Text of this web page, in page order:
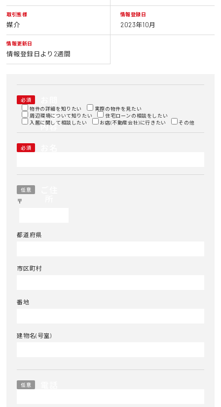
取引態様
媒介
情報登録日
2023年10月
情報更新日
情報登録日より2週間
必須
い合
わせ
内容
物件の詳細を知りたい
実際の物件を見たい
周辺環境について知りたい
住宅ローンの相談をしたい
入居に関して相談したい
お店(不動産会社)に行きたい その他
必須
任意
〒
都道府県
市区町村
番地
建物名(号室)
任意